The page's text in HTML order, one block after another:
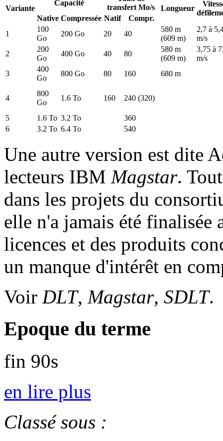
Variante
Capacité
transfert Mo/s
Longueur
Native Compressée Natif
Compr.
1
100
Go
200 Go 20 40
580 m
(609 m)
2,7 à
m/s
2
200
Go
400 Go 40 80
580 m
(609 m)
3,75 à
m/s
3
400
Go
800 Go 80 160 680 m
4
800
Go
1.6 To 160 240 (320)
5 1.6 To 3.2 To
360
6
3.2 To 6.4 To 540
Une autre version est dite
lecteurs IBM Magstar.
dans les projets du
elle n'a jamais été finalisée
licences et des produits
un manque d'intérêt en
Voir DLT, Magstar, SDLT.
Epoque du terme
fin 90s
en lire plus
Classé sous :